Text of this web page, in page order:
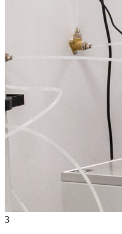
3